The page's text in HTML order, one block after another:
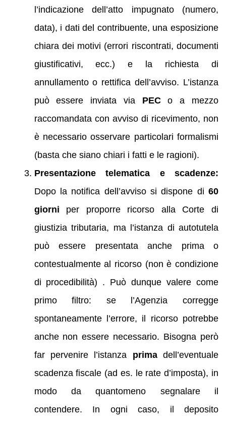
l’indicazione dell’atto impugnato (numero,
data), i dati del contribuente, una esposizione
chiara dei motivi (errori riscontrati, documenti
giustificativi, ecc.) e la richiesta di
annullamento o rettifica dell’avviso. L’istanza
può essere inviata via PECo a mezzo
raccomandata con avviso di ricevimento, non
è necessario osservare particolari formalismi
(basta che siano chiari i fatti e le ragioni).
Presentazione telematica e scadenze:
Dopo la notifica dell’avviso si dispone di 60
giorni per proporre ricorso alla Corte di
giustizia tributaria, ma l’istanza di autotutela
può essere presentata anche prima o
contestualmente al ricorso (non è condizione
di procedibilità) . Può dunque valere come
primo filtro: se l’Agenzia corregge
spontaneamente l’errore, il ricorso potrebbe
anche non essere necessario. Bisogna però
far pervenire l’istanza primadell’eventuale
scadenza fiscale (ad es. le rate d’imposta), in
modo da quantomeno segnalare il
contendere. In ogni caso, il deposito